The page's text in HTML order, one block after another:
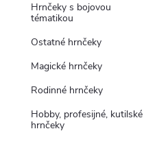
Hrnčeky s bojovou
tématikou
Ostatné hrnčeky
Magické hrnčeky
Rodinné hrnčeky
Hobby, profesijné, kutilské
hrnčeky